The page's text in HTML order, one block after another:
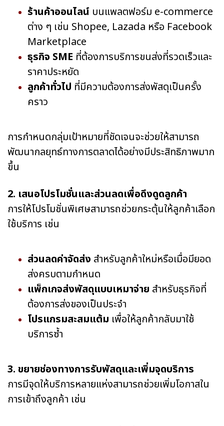
ร้านค้าออนไลน์ บนแพลตฟอร์ม e-commerce
ต่าง ๆ เช่น Shopee, Lazada หรือ Facebook
Marketplace
ธุรกิจ SME ที่ต้องการบริการขนส่งที่รวดเร็วและ
ราคาประหยัด
ลูกค้าทั่วไป ที่มีความต้องการส่งพัสดุเป็นครั้ง
คราว
การกำหนดกลุ่มเป้าหมายที่ชัดเจนจะช่วยให้สามารถ
พัฒนากลยุทธ์ทางการตลาดได้อย่างมีประสิทธิภาพมาก
ขึ้น
2. เสนอโปรโมชั่นและส่วนลดเพื่อดึงดูดลูกค้า
การให้โปรโมชั่นพิเศษสามารถช่วยกระตุ้นให้ลูกค้าเลือก
ใช้บริการ เช่น
ส่วนลดค่าจัดส่ง สำหรับลูกค้าใหม่หรือเมื่อมียอด
ส่งครบตามกำหนด
แพ็กเกจส่งพัสดุแบบเหมาจ่าย สำหรับธุรกิจที่
ต้องการส่งของเป็นประจำ
โปรแกรมสะสมแต้ม เพื่อให้ลูกค้ากลับมาใช้
บริการซ้ำ
3. ขยายช่องทางการรับพัสดุและเพิ่มจุดบริการ
การมีจุดให้บริการหลายแห่งสามารถช่วยเพิ่มโอกาสใน
การเข้าถึงลูกค้า เช่น